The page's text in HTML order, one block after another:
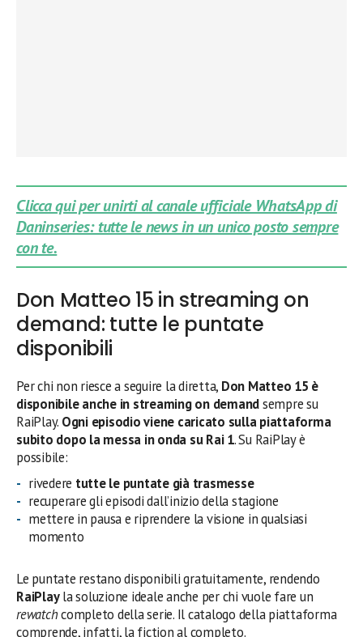
Clicca qui per unirti al canale ufficiale WhatsApp di
Daninseries: tutte le news in un unico posto sempre
con te.
Don Matteo 15 in streaming on
demand: tutte le puntate
disponibili
Per chi non riesce a seguire la diretta, Don Matteo 15 è
disponibile anche in streaming on demandsempre su
RaiPlay. Ogni episodio viene caricato sulla piattaforma
subito dopo la messa in onda su Rai 1. Su RaiPlay è
possibile:
rivedere tutte le puntate già trasmesse
recuperare gli episodi dall’inizio della stagione
mettere in pausa e riprendere la visione in qualsiasi
momento
Le puntate restano disponibili gratuitamente, rendendo
RaiPlayla soluzione ideale anche per chi vuole fare un
rewatchcompleto della serie. Il catalogo della piattaforma
comprende, infatti, la fiction al completo.